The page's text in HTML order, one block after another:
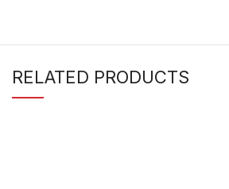
RELATED PRODUCTS